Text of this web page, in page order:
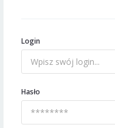
Login
Hasło